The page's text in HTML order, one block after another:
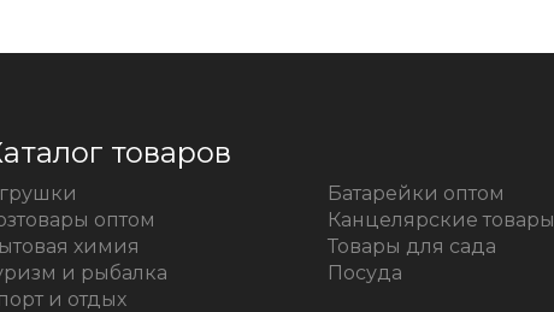
товаров
оптом
химия
и рыбалка
и отдых
Батарейки оптом
Канцелярские товары
Товары для сада
Посуда